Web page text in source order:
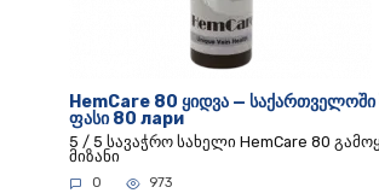
HemCare 80 ყიდვა — საქართველოში
ფასი 80 лари
5 / 5 სავაჭრო სახელი HemCare 80
მიზანი
0 973